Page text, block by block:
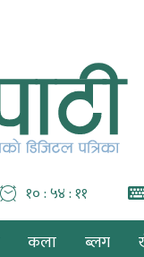
१० : ५४ : १२
कला ब्लग